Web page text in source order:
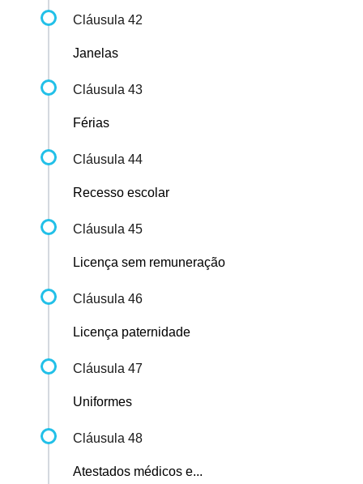
Cláusula 42
Janelas
Cláusula 43
Férias
Cláusula 44
Recesso escolar
Cláusula 45
Licença sem remuneração
Cláusula 46
Licença paternidade
Cláusula 47
Uniformes
Cláusula 48
Atestados médicos e...